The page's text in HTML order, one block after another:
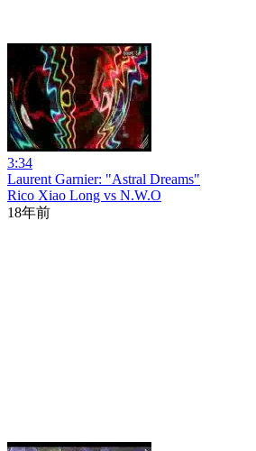
3:34
Laurent Garnier: "Astral Dreams"
Rico Xiao Long vs N.W.O
18年前